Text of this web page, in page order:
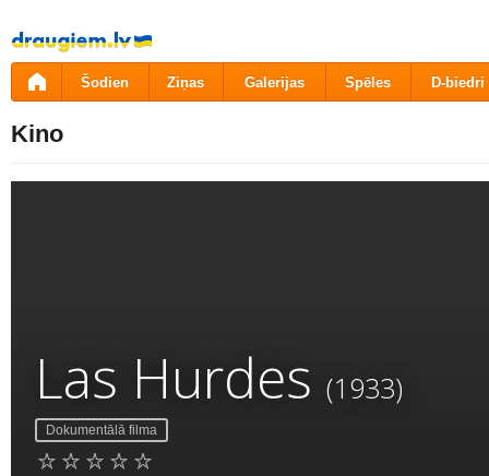
Pāriet
uz
saturu
Šodien Ziņas Galerijas Spēles D-biedri
Kino
Las Hurdes (1933)
Dokumentālā filma